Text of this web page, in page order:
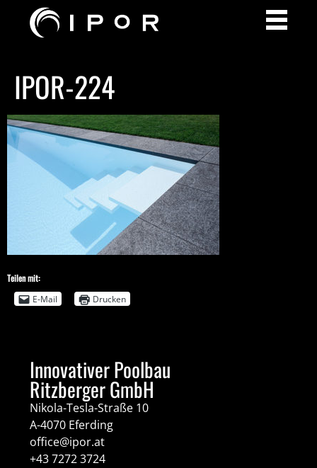
IPOR-224
Teilen mit:
E-Mail
Drucken
Innovativer Poolbau
Ritzberger GmbH
Nikola-Tesla-Straße 10
A-4070 Eferding
office@ipor.at
+43 7272 3724